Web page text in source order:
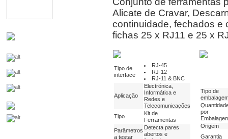
Alicate de Cravar,
continuidade, fechados e
fichas 25 x RJ11 e 25 x
Tipo de
interface
RJ-45
RJ-12
RJ-11 & BNC
Aplicação
Electrónica,
Informática e
Redes e
Telecomunicações
Tipo
Kit de
Ferramentas
Parâmetros
a testar
Detecta pares
abertos e
Tipo de
por
Origem
Garantia